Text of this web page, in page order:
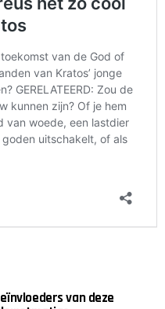
van deze